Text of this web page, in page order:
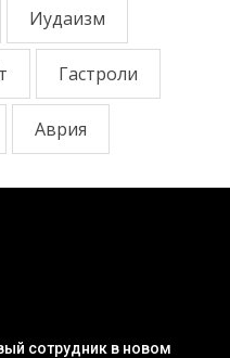
Иудаизм
Гастроли
Аврия
сотрудник в новом